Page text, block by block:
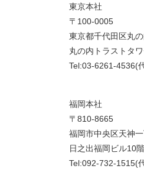
東京本社
〒100-0005
東京都千代田区丸
丸の内トラストタ
Tel:03-6261-4536(
福岡本社
〒810-8665
福岡市中央区天神
日之出福岡ビル10階
Tel:092-732-1515(